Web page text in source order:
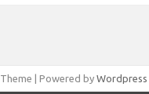
Theme | Powered by Wordpress